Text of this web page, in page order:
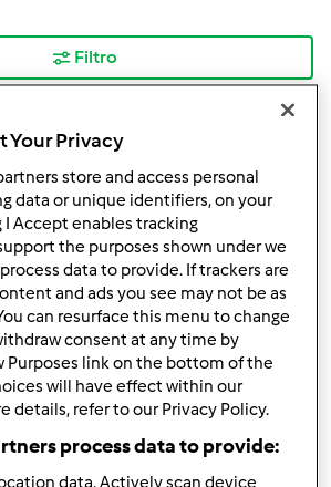
Filtro
2 | Ultimo messaggio
Your Privacy
store and access personal
data or unique identifiers, on your
I Accept enables tracking
the purposes shown under we
data to provide. If trackers are
and ads you see may not be as
can resurface this menu to change
consent at any time by
Purposes link on the bottom of the
will have effect within our
details, refer to our Privacy Policy.
process data to provide: